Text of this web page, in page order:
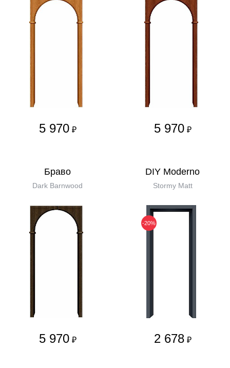
5 970 ₽ 5 970 ₽
Бравo
Dark Barnwood
5 970 ₽
DIY Moderno
Stormy Matt
-20%
2 678 ₽